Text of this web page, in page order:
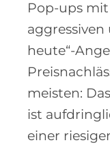
Pop-ups
heute“-
meisten:
ist
einer